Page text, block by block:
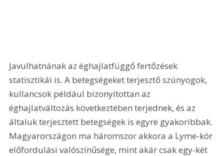
Javulhatnának az éghajlatfüggő fertőzések
statisztikái is. A betegségeket terjesztő szúnyogok,
kullancsok például bizonyítottan az
éghajlatváltozás következtében terjednek, és az
általuk terjesztett betegségek is egyre gyakoribbak.
Magyarországon ma háromszor akkora a Lyme-kór
előfordulási valószínűsége, mint akár csak egy-két